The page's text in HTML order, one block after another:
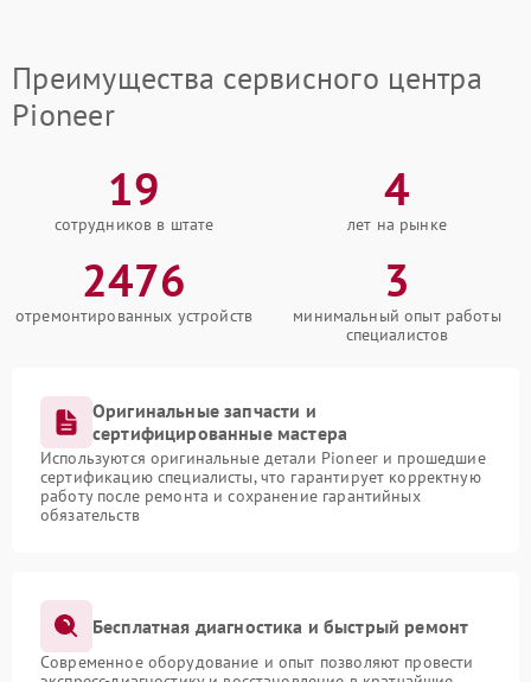
Преимущества сервисного центра
Pioneer
19
сотрудников в штате
4
лет на рынке
2476
отремонтированных устройств
3
минимальный опыт работы
специалистов
Оригинальные запчасти и
сертифицированные мастера
Используются оригинальные детали Pioneer и прошедшие
сертификацию специалисты, что гарантирует корректную
работу после ремонта и сохранение гарантийных
обязательств
Бесплатная диагностика и быстрый ремонт
Современное оборудование и опыт позволяют провести